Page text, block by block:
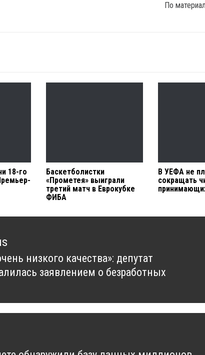
По
18-го
Баскетболистки
«Прометея» выиграли
третий матч в Еврокубке
ФИБА
В УЕФА не
сокращать
низкого качества»: депутат
заявлением о безработных